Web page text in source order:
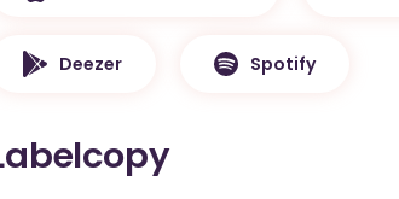
Deezer Spotify